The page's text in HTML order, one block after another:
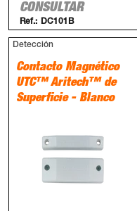
CONSULTAR
Ref.: DC101B
Detección
Contacto Magnético
UTC™ Aritech™ de
Superficie - Blanco